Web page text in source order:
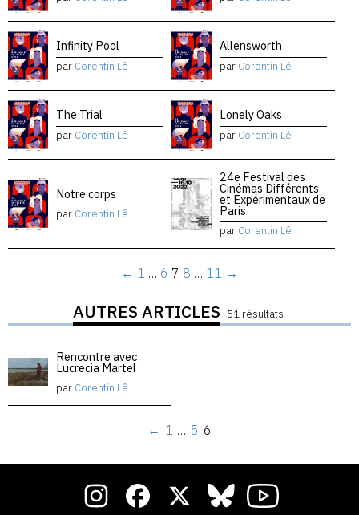
Infinity Pool
par Corentin Lê
Allensworth
par Corentin Lê
The Trial
par Corentin Lê
Lonely Oaks
par Corentin Lê
Notre corps
par Corentin Lê
24e Festival des
Cinémas Différents
et Expérimentaux de
Paris
par Corentin Lê
← 1 … 6 7 8 … 11 →
AUTRES ARTICLES 51 résultats
Rencontre avec
Lucrecia Martel
par Corentin Lê
← 1 … 5 6